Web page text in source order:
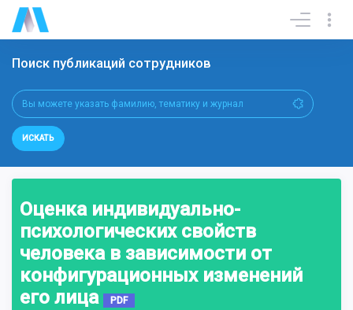
Поиск публикаций сотрудников
ИСКАТЬ
Оценка индивидуально-
психологических свойств
человека в зависимости от
конфигурационных изменений
его лица
PDF